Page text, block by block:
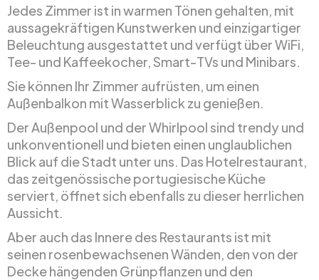
Jedes Zimmer ist in warmen Tönen gehalten, mit
aussagekräftigen Kunstwerken und einzigartiger
Beleuchtung ausgestattet und verfügt über WiFi,
Tee- und Kaffeekocher, Smart-TVs und Minibars.
Sie können Ihr Zimmer aufrüsten, um einen
Außenbalkon mit Wasserblick zu genießen.
Der Außenpool und der Whirlpool sind trendy und
unkonventionell und bieten einen unglaublichen
Blick auf die Stadt unter uns. Das Hotelrestaurant,
das zeitgenössische portugiesische Küche
serviert, öffnet sich ebenfalls zu dieser herrlichen
Aussicht.
Aber auch das Innere des Restaurants ist mit
seinen rosenbewachsenen Wänden, den von der
Decke hängenden Grünpflanzen und den